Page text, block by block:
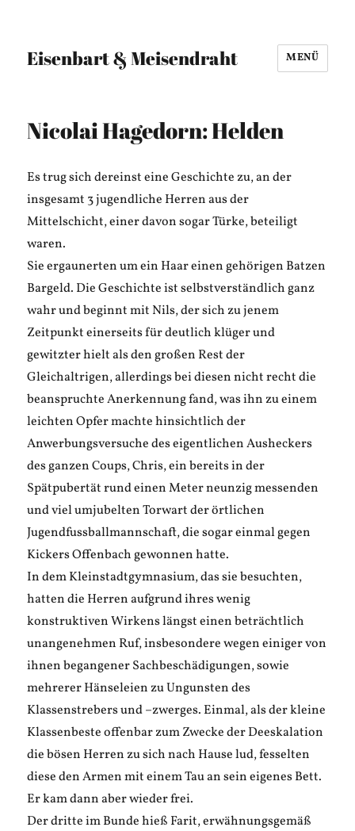
Eisenbart & Meisendraht MENÜ
Nicolai Hagedorn: Helden
Es trug sich dereinst eine Geschichte zu, an der
insgesamt 3 jugendliche Herren aus der
Mittelschicht, einer davon sogar Türke, beteiligt
waren.
Sie ergaunerten um ein Haar einen gehörigen Batzen
Bargeld. Die Geschichte ist selbstverständlich ganz
wahr und beginnt mit Nils, der sich zu jenem
Zeitpunkt einerseits für deutlich klüger und
gewitzter hielt als den großen Rest der
Gleichaltrigen, allerdings bei diesen nicht recht die
beanspruchte Anerkennung fand, was ihn zu einem
leichten Opfer machte hinsichtlich der
Anwerbungsversuche des eigentlichen Ausheckers
des ganzen Coups, Chris, ein bereits in der
Spätpubertät rund einen Meter neunzig messenden
und viel umjubelten Torwart der örtlichen
Jugendfussballmannschaft, die sogar einmal gegen
Kickers Offenbach gewonnen hatte.
In dem Kleinstadtgymnasium, das sie besuchten,
hatten die Herren aufgrund ihres wenig
konstruktiven Wirkens längst einen beträchtlich
unangenehmen Ruf, insbesondere wegen einiger von
ihnen begangener Sachbeschädigungen, sowie
mehrerer Hänseleien zu Ungunsten des
Klassenstrebers und –zwerges. Einmal, als der kleine
Klassenbeste offenbar zum Zwecke der Deeskalation
die bösen Herren zu sich nach Hause lud, fesselten
diese den Armen mit einem Tau an sein eigenes Bett.
Er kam dann aber wieder frei.
Der dritte im Bunde hieß Farit, erwähnungsgemäß